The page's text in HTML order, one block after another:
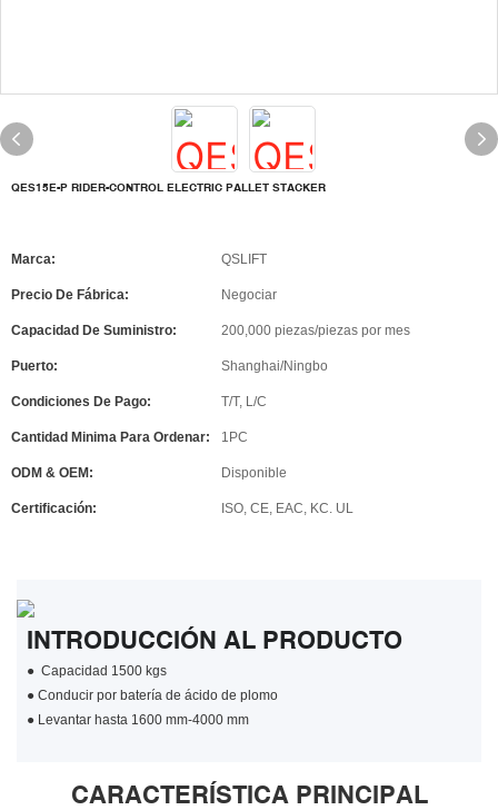
QES15E-P RIDER-CONTROL ELECTRIC PALLET STACKER
Marca: QSLIFT
Precio De Fábrica: Negociar
Capacidad De Suministro: 200,000 piezas/piezas por mes
Puerto: Shanghai/Ningbo
Condiciones De Pago: T/T, L/C
Cantidad Minima Para Ordenar: 1PC
ODM & OEM: Disponible
Certificación: ISO, CE, EAC, KC. UL
INTRODUCCIÓN AL PRODUCTO
● Capacidad 1500 kgs
● Conducir por batería de ácido de plomo
● Levantar hasta 1600 mm-4000 mm
CARACTERÍSTICA PRINCIPAL